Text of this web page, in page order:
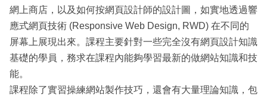
網上商店，以及如何按網頁設計師的設計圖，如實地透過響
應式網頁技術 (Responsive Web Design, RWD) 在不同的
屏幕上展現出來。課程主要針對一些完全沒有網頁設計知識
基礎的學員，務求在課程內能夠學習最新的做網站知識和技
能。
課程除了實習操練網站製作技巧，還會有大量理論知識，包